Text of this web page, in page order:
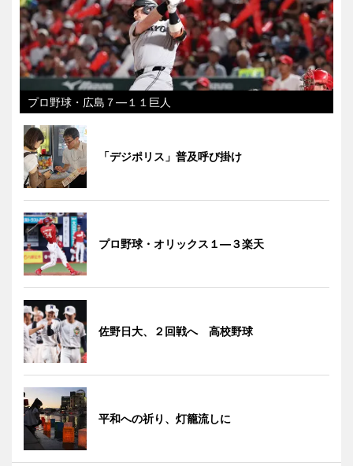
プロ野球・広島７―１１巨人
「デジポリス」普及呼び掛け
プロ野球・オリックス１―３楽天
佐野日大、２回戦へ 高校野球
平和への祈り、灯籠流しに